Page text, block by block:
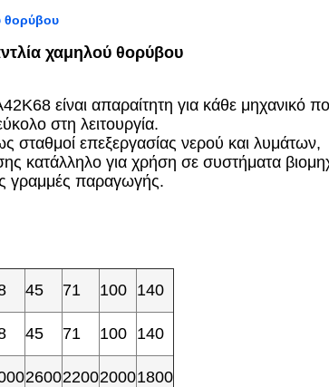
θορύβου
χαμηλού θορύβου
είναι απαραίτητη για κάθε μηχανικό
στη λειτουργία.
σταθμοί επεξεργασίας νερού και λυμάτων,
κατάλληλο για χρήση σε συστήματα
γραμμές παραγωγής.
45 71 100 140
45 71 100 140
2600220020001800